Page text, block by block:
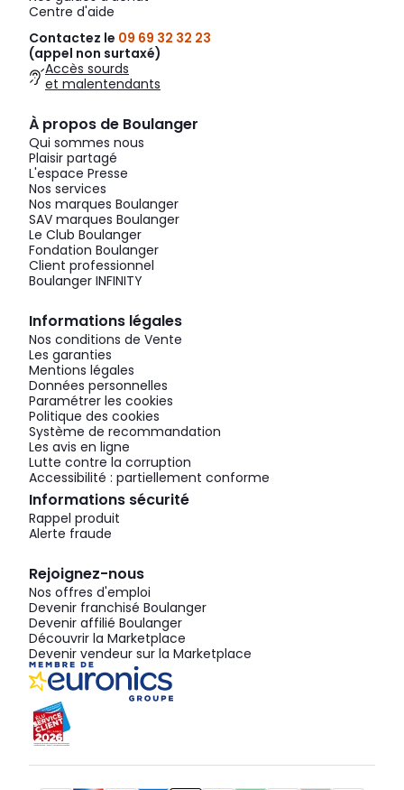
Centre d'aide
Contactez le 09 69 32 32 23
(appel non surtaxé)
Accès sourds
et malentendants
À propos de Boulanger
Qui sommes nous
Plaisir partagé
L'espace Presse
Nos services
Nos marques Boulanger
SAV marques Boulanger
Le Club Boulanger
Fondation Boulanger
Client professionnel
Boulanger INFINITY
Informations légales
Nos conditions de Vente
Les garanties
Mentions légales
Données personnelles
Paramétrer les cookies
Politique des cookies
Système de recommandation
Les avis en ligne
Lutte contre la corruption
Accessibilité : partiellement conforme
Informations sécurité
Rappel produit
Alerte fraude
Rejoignez-nous
Nos offres d'emploi
Devenir franchisé Boulanger
Devenir affilié Boulanger
Découvrir la Marketplace
Devenir vendeur sur la Marketplace